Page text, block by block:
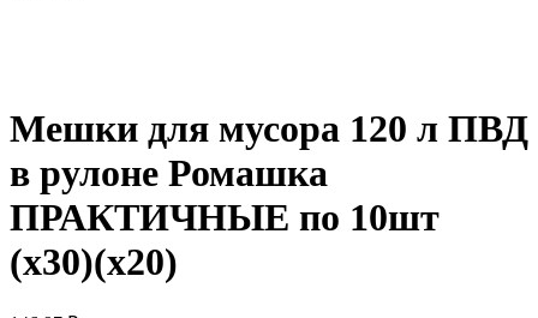
Мешки для мусора 120 л ПВД
в рулоне Ромашка
ПРАКТИЧНЫЕ по 10шт
(х30)(х20)